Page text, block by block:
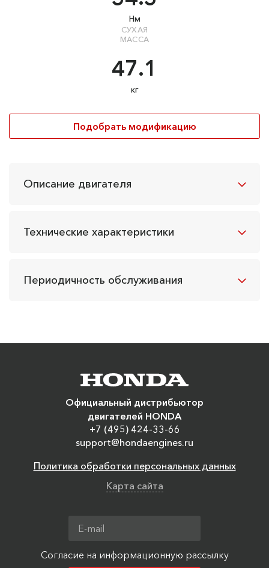
Нм
СУХАЯ
МАССА
47.1
кг
Подобрать модификацию
Описание двигателя
Технические характеристики
Периодичность обслуживания
Официальный дистрибьютор
двигателей HONDA
+7 (495) 424-33-66
support@hondaengines.ru
Политика обработки персональных данных
Карта сайта
Согласие на информационную рассылку